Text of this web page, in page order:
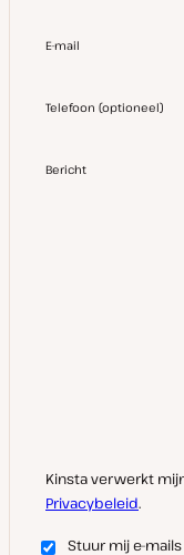
E-mail
Telefoon (optioneel)
Bericht
Kinsta verwerkt
Privacybeleid.
Stuur mij e-